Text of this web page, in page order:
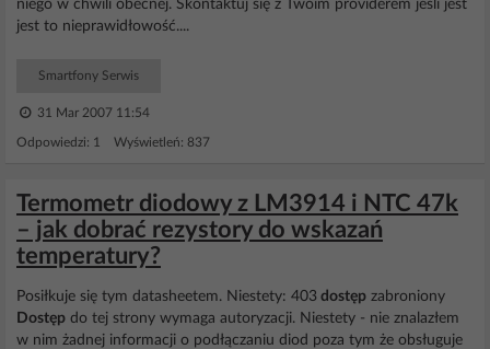
niego w chwili obecnej. Skontaktuj się z Twoim providerem jeśli jest
jest to nieprawidłowość....
Smartfony Serwis
31 Mar 2007 11:54
Odpowiedzi: 1 Wyświetleń: 837
Termometr diodowy z LM3914 i NTC 47k
– jak dobrać rezystory do wskazań
temperatury?
Posiłkuje się tym datasheetem. Niestety: 403 dostęp zabroniony
Dostęp do tej strony wymaga autoryzacji. Niestety - nie znalazłem
w nim żadnej informacji o podłączaniu diod poza tym że obsługuje